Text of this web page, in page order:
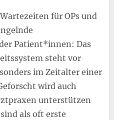
für OPs und
Patient*innen: Das
steht vor
im Zeitalter einer
wird auch
unterstützen
als oft erste